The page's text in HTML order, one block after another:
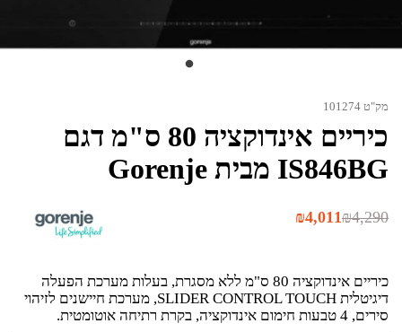
מק"ט 101274
כיריים אינדוקציה 80 ס"מ דגם
IS846BG מבית Gorenje
₪4,290
המחיר
₪4,011 המחיר
כיריים אינדוקציה 80 ס"מ ללא מסגרת, בעלות מערכת הפעלה
דיגיטלית SLIDER CONTROL TOUCH, מערכת חיישנים לזיהוי
סירים, 4 טבעות חימום אינדוקציה, בקרת רתיחה אוטומטית.